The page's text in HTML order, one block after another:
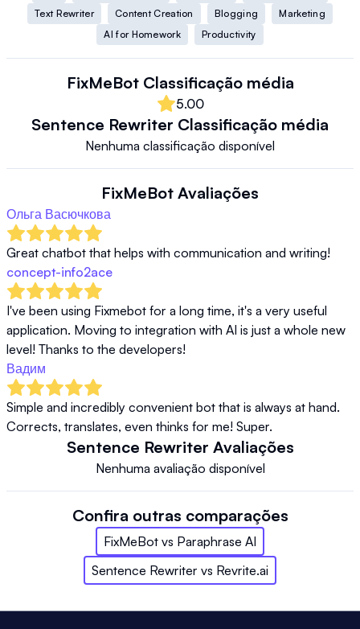
Text Rewriter
Content Creation Blogging
Marketing
AI for Homework
Productivity
FixMeBot Classificação média
5.00
Sentence Rewriter Classificação média
Nenhuma classificação disponível
FixMeBot Avaliações
Ольга Васючкова
Great chatbot that helps with communication and writing!
concept-info2ace
I've been using Fixmebot for a long time, it's a very useful
application. Moving to integration with AI is just a whole new
level! Thanks to the developers!
Вадим
Simple and incredibly convenient bot that is always at hand.
Corrects, translates, even thinks for me! Super.
Sentence Rewriter Avaliações
Nenhuma avaliação disponível
Confira outras comparações
FixMeBot vs Paraphrase AI
Sentence Rewriter vs Revrite.ai